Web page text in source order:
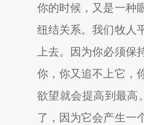
你的时候，又是一种
纽结关系。我们牧人
上去。因为你必须保
你，你又追不上它，
欲望就会提高到最高
了，因为它会产生一